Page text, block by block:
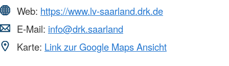
Web: https://www.lv-saarland.drk.de
E-Mail: info@drk.saarland
Karte: Link zur Google Maps Ansicht